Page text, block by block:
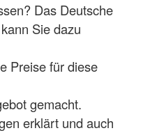
Das Deutsche
Sie dazu
Preise für diese
gemacht.
erklärt und auch